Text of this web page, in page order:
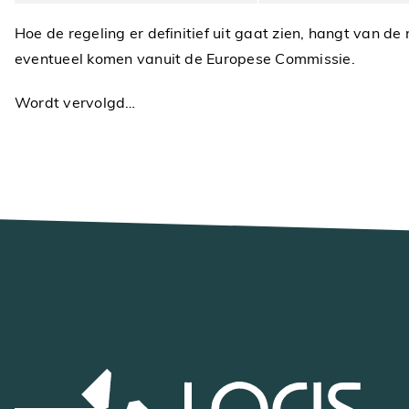
Hoe de regeling er definitief uit gaat zien, hangt van
eventueel komen vanuit de Europese Commissie.
Wordt vervolgd…